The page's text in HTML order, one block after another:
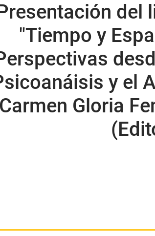
del
"Tiempo y
y el
Carmen Gloria